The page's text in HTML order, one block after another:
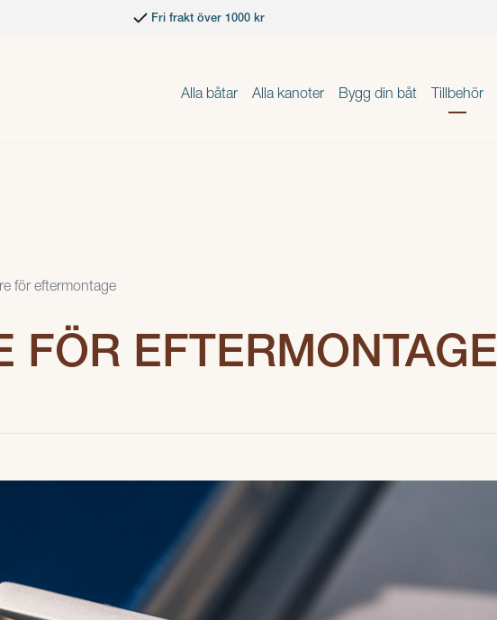
Fri frakt över 1000 kr
Alla båtar Alla kanoter Bygg din båt Tillbehör
för eftermontage
FÖR EFTERMONTAGE